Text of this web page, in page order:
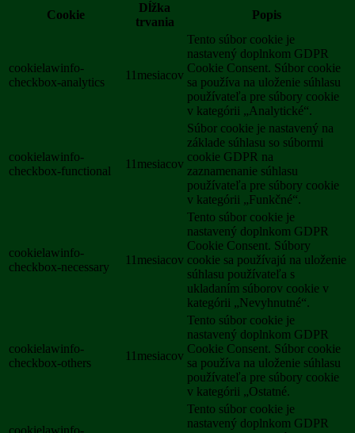
Cookie
Dĺžka
trvania
Popis
cookielawinfo-
checkbox-analytics
11mesiacov
Tento súbor cookie je
nastavený doplnkom GDPR
Cookie Consent. Súbor cookie
sa používa na uloženie súhlasu
používateľa pre súbory cookie
v kategórii „Analytické“.
cookielawinfo-
checkbox-functional
11mesiacov
Súbor cookie je nastavený na
základe súhlasu so súbormi
cookie GDPR na
zaznamenanie súhlasu
používateľa pre súbory cookie
v kategórii „Funkčné“.
cookielawinfo-
checkbox-necessary
11mesiacov
Tento súbor cookie je
nastavený doplnkom GDPR
Cookie Consent. Súbory
cookie sa používajú na uloženie
súhlasu používateľa s
ukladaním súborov cookie v
kategórii „Nevyhnutné“.
cookielawinfo-
checkbox-others
11mesiacov
Tento súbor cookie je
nastavený doplnkom GDPR
Cookie Consent. Súbor cookie
sa používa na uloženie súhlasu
používateľa pre súbory cookie
v kategórii „Ostatné.
Tento súbor cookie je
nastavený doplnkom GDPR